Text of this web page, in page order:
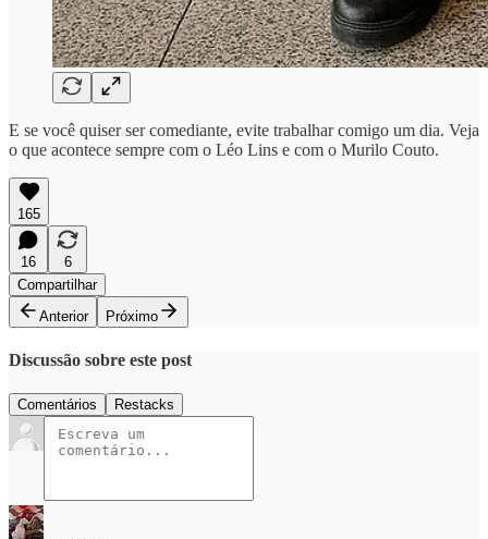
E se você quiser ser comediante, evite trabalhar comigo um dia. Veja
o que acontece sempre com o Léo Lins e com o Murilo Couto.
165
16
6
Compartilhar
Anterior
Próximo
Discussão sobre este post
Comentários Restacks